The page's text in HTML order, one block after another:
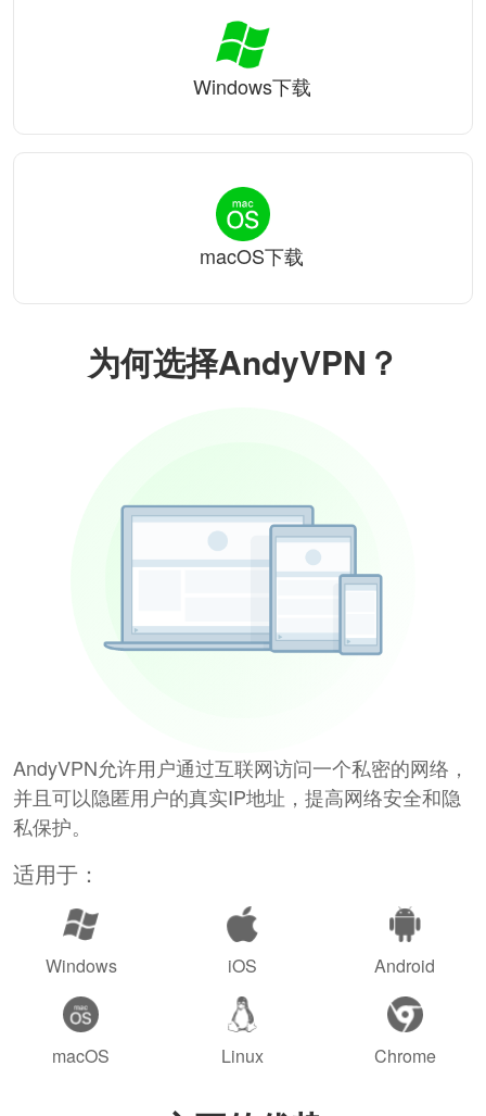
为何选择AndyVPN？
AndyVPN允许用户通过互联网访问一个私密的网络，
并且可以隐匿用户的真实IP地址，提高网络安全和隐
私保护。
适用于：
Windows iOS Android
macOS Linux Chrome
Windows下载
macOS下载